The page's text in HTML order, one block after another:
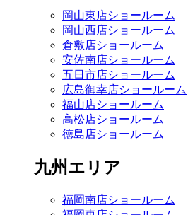
岡山東店ショールーム
岡山西店ショールーム
倉敷店ショールーム
安佐南店ショールーム
五日市店ショールーム
広島御幸店ショールーム
福山店ショールーム
高松店ショールーム
徳島店ショールーム
九州エリア
福岡南店ショールーム